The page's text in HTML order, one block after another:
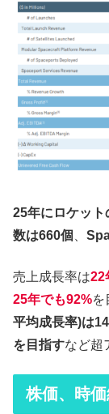
25年にロケット
数は660個
売上成長率は22
25年でも92%を
平均成長率)は
を目指すなど超
株価、時